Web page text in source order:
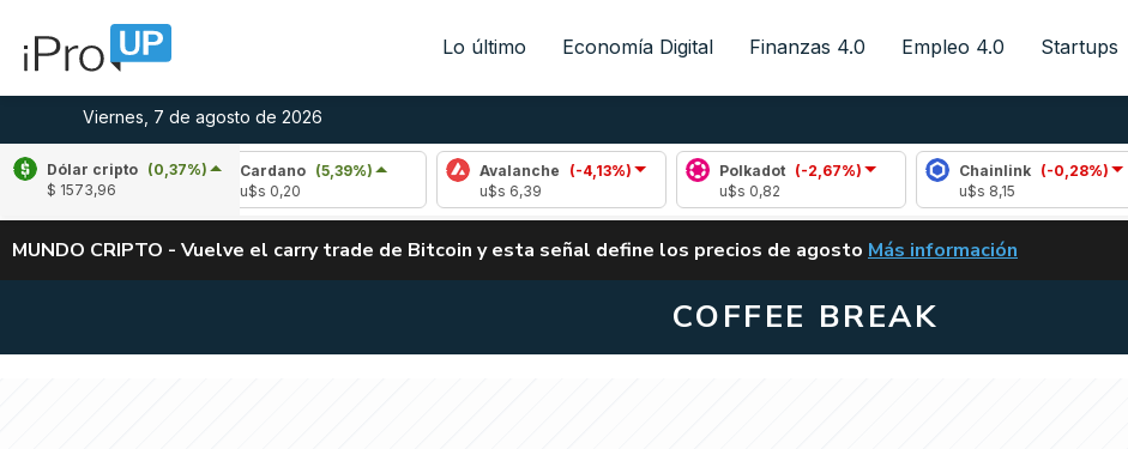
Lo último Economía Digital Finanzas 4.0 Empleo 4.0 Startups
Viernes, 7 de agosto de 2026
Dólar cripto (0,37%)
$ 1573,96
Cardano
(5,39%)
Avalanche (-4,13%)
Polkadot
(-2,67%)
Chainlink
(-0,28%)
ALERTA
MUNDO CRIPTO - Vuelve el carry trade de Bitcoin y esta señal define los precios de agosto VUELVE EL CARRY TRADE
Más información
COFFEE BREAK